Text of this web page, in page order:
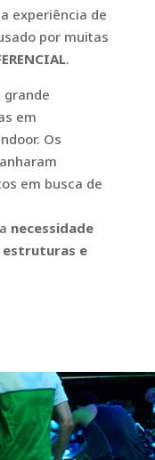
experiência de
por muitas
.
grande
em
Os
em busca de
necessidade
estruturas e